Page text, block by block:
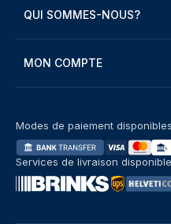
QUI SOMMES-NOUS?
MON COMPTE
Modes de paiement disponibles
Services de livraison